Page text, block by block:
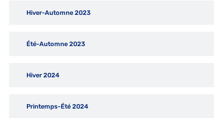
Hiver-Automne 2023
Été-Automne 2023
Hiver 2024
Printemps-Été 2024